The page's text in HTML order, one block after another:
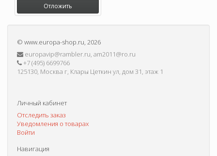
Отложить
© www.europa-shop.ru, 2026
europavip@rambler.ru, am2011@ro.ru
+7 (495) 6699766
125130, Москва г, Клары Цеткин ул, дом 31, этаж 1
Личный кабинет
Отследить заказ
Уведомления о товарах
Войти
Навигация